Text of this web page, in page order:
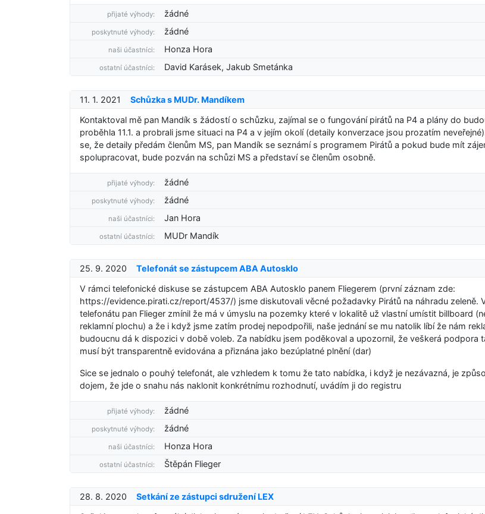
přijaté výhody: žádné
poskytnuté výhody: žádné
naši účastníci: Honza Hora
ostatní účastníci: David Karásek, Jakub Smetánka
11. 1. 2021
Schůzka s MUDr. Mandíkem
Kontaktoval mě pan Mandík s žádostí o schůzku, zajímal se o fungování pirátů na P4 a plány do
proběhla 11.1. a probrali jsme situaci na P4 a v jejím okolí (detaily konverzace jsou prozatím
se, že detaily předám členům MS, pan Mandík se seznámí s programem Pirátů a pokud bude mít
spolupracovat, bude pozván na schůzi MS a představí se členům osobně.
přijaté výhody: žádné
poskytnuté výhody: žádné
naši účastníci: Jan Hora
ostatní účastníci: MUDr Mandík
25. 9. 2020
Telefonát se zástupcem ABA Autosklo
V rámci telefonické diskuse se zástupcem ABA Autosklo panem Fliegerem (první záznam zde:
https://evidence.pirati.cz/report/4537/) jsme diskutovali věcné požadavky Pirátů na náhradu zeleně.
telefonátu pan Flieger zmínil že má v úmyslu na pozemky které v lokalitě už vlastní umístit billboard
reklamní plochu) a že i když jsme zatím prodej nepodpořili, naše jednání se mu natolik líbí že nám
budoucnu dá k dispozici v době voleb. Za nabídku jsem poděkoval a upozornil, že veškerá podpora
musí být transparentně evidována a přiznána jako bezúplatné plnění (dar)
Sice se jednalo o pouhý telefonát, ale vzhledem k tomu že tato nabídka, i když je nezávazná, je
dojem, že jde o snahu nás naklonit konkrétnímu rozhodnutí, uvádím ji do registru
přijaté výhody: žádné
poskytnuté výhody: žádné
naši účastníci: Honza Hora
ostatní účastníci: Štěpán Flieger
28. 8. 2020
Setkání ze zástupci sdružení LEX